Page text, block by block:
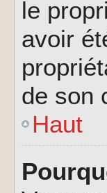
le
avoir
de son
Haut